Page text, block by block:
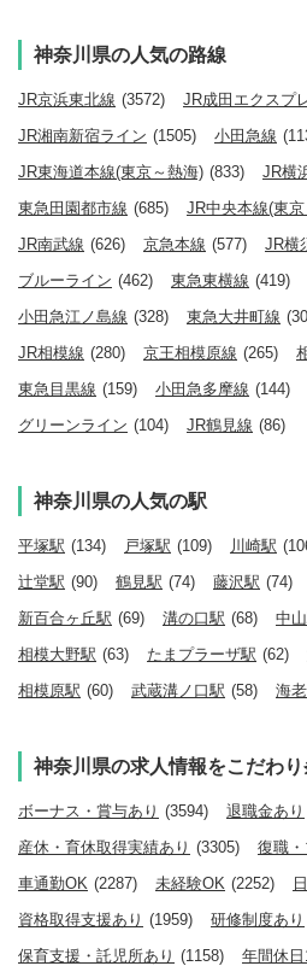
神奈川県の人気の路線
JR京浜東北線 (3572) JR成田エクスプ
JR湘南新宿ライン (1505) 小田急線
JR東海道本線(東京～熱海) (833) JR横
東急田園都市線 (685) JR中央本線(東
JR南武線 (626) 京急本線 (577) JR横
ブルーライン (462) 東急東横線 (419)
小田急江ノ島線 (328) 東急大井町線
JR相模線 (280) 京王相模原線 (265)
東急目黒線 (159) 小田急多摩線 (144)
グリーンライン (104) JR鶴見線 (86)
神奈川県の人気の駅
平塚駅 (134) 戸塚駅 (109) 川崎駅
辻堂駅 (90) 鶴見駅 (74) 藤沢駅 (74)
新百合ヶ丘駅 (69) 溝の口駅 (68) 中
相模大野駅 (63) たまプラーザ駅 (62)
相模原駅 (60) 武蔵溝ノ口駅 (58) 海
神奈川県の求人情報をこだわ
ボーナス・賞与あり (3594) 退職金あり
産休・育休取得実績あり (3305) 復職
車通勤OK (2287) 未経験OK (2252)
資格取得支援あり (1959) 研修制度あり
保育支援・託児所あり (1158) 年間休